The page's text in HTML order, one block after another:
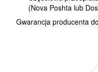
(Nova Poshta lub
Gwarancja producenta